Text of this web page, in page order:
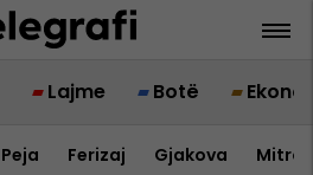
Lajme Botë
Peja Ferizaj Gjakova